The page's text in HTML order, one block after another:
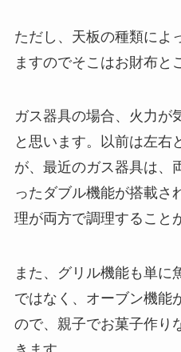
ただし、天板の種類によ
ますのでそこはお財布と
ガス器具の場合、火力が
と思います。以前は左右
が、最近のガス器具は、
ったダブル機能が搭載さ
理が両方で調理すること
また、グリル機能も単に
ではなく、オーブン機能
ので、親子でお菓子作り